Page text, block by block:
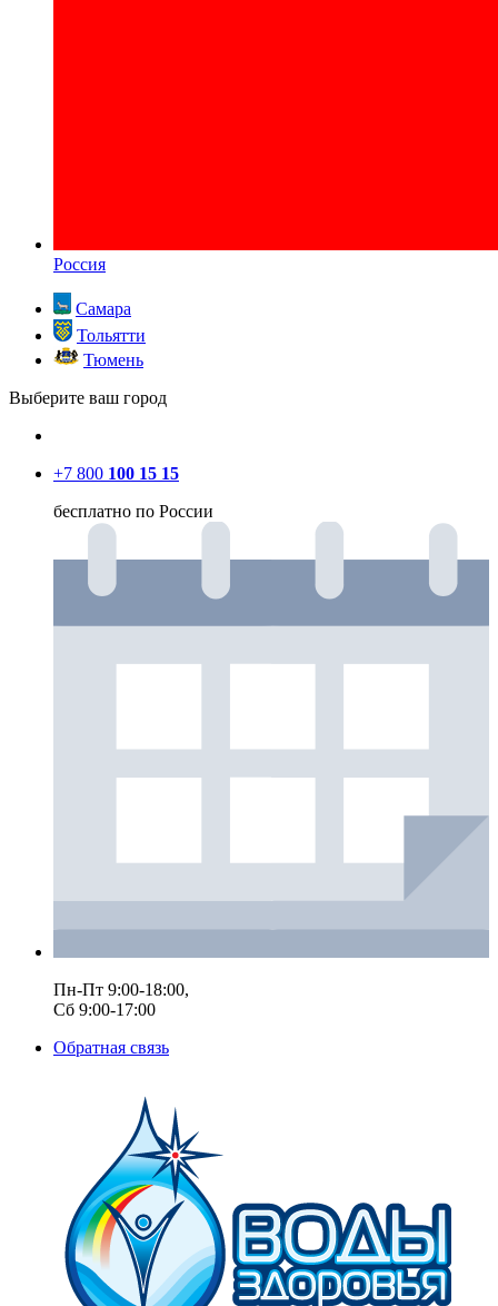
Россия
Самара
Тольятти
Тюмень
Выберите ваш город
+7 800 100 15 15
бесплатно по России
Пн-Пт 9:00-18:00,
Сб 9:00-17:00
Обратная связь